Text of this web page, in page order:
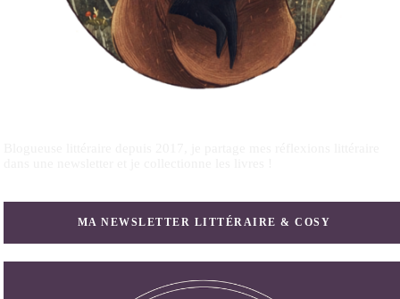
MA NEWSLETTER LITTÉRAIRE & COSY